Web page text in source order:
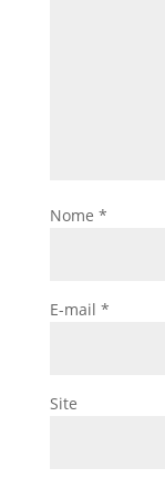
Nome *
E-mail *
Site